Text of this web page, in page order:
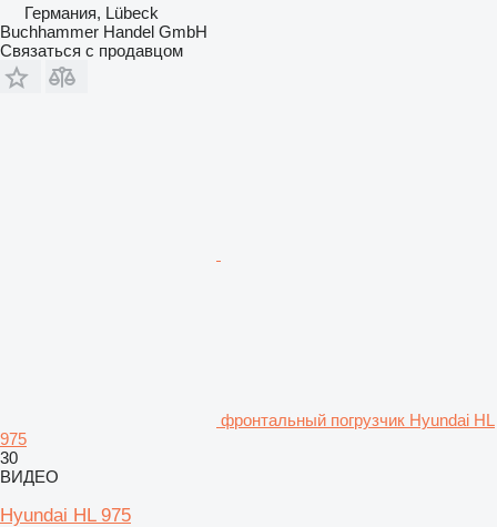
Германия, Lübeck
Buchhammer Handel GmbH
Связаться с продавцом
фронтальный погрузчик Hyundai HL
975
30
ВИДЕО
Hyundai HL 975